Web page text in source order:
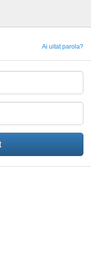
Ai uitat parola?